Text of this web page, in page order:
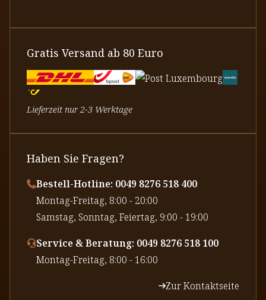
Gratis Versand ab 80 Euro
Lieferzeit nur 2-3 Werktage
Haben Sie Fragen?
Bestell-Hotline: 0049 8276 518 400
⁠Montag-Freitag, 8:00 - 20:00
⁠Samstag, Sonntag, Feiertag, 9:00 - 19:00
Service & Beratung: 0049 8276 518 100
⁠Montag-Freitag, 8:00 - 16:00
Zur Kontaktseite